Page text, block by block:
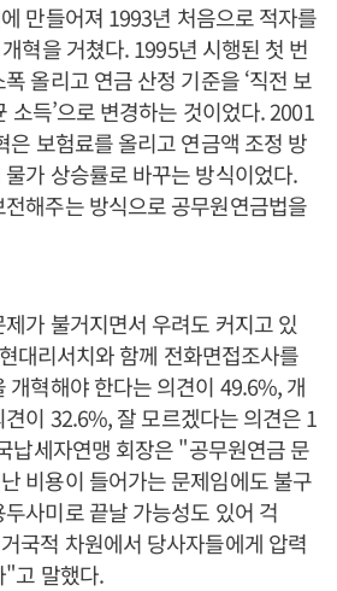
만들어져 1993년 처음으로 적자를
혁을 거쳤다. 1995년 시행된 첫 번
올리고 연금 산정 기준을 ‘직전 보
소득’으로 변경하는 것이었다. 2001
은 보험료를 올리고 연금액 조정 방
가 상승률로 바꾸는 방식이었다.
해주는 방식으로 공무원연금법을
가 불거지면서 우려도 커지고 있
대리서치와 함께 전화면접조사를
개혁해야 한다는 의견이 49.6%, 개
이 32.6%, 잘 모르겠다는 의견은 1
납세자연맹 회장은 "공무원연금 문
비용이 들어가는 문제임에도 불구
사미로 끝날 가능성도 있어 걱
국적 차원에서 당사자들에게 압력
"고 말했다.